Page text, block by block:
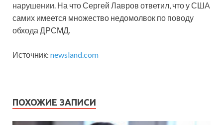
нарушении. На что Сергей Лавров ответил, что у США
самих имеется множество недомолвок по поводу
обхода ДРСМД.
Источник: newsland.com
ПОХОЖИЕ ЗАПИСИ